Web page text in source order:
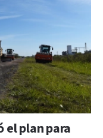
el plan para